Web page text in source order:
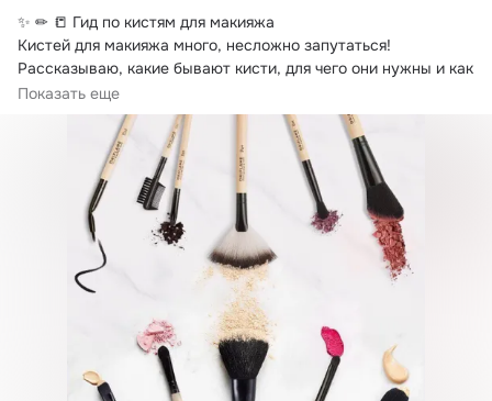
✨ ✏ 📒 Гид по кистям для макияжа
Кистей для макияжа много, несложно запутаться!
Рассказываю, какие бывают кисти, для чего они нужны и как
ими пользоваться.
Показать еще